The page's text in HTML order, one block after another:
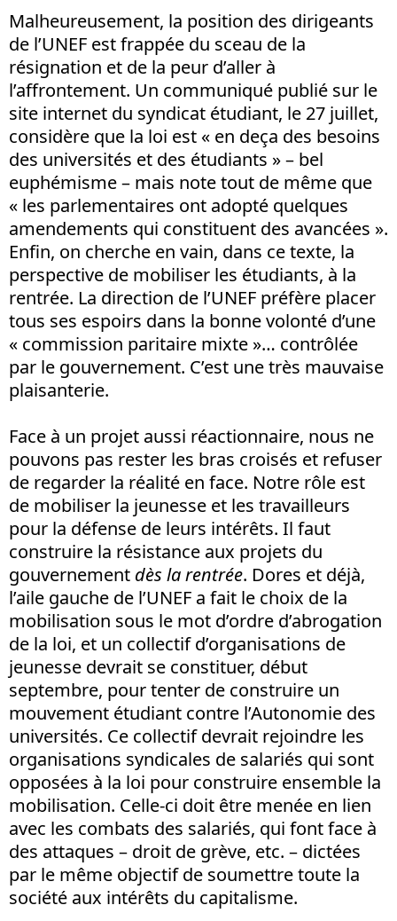
Malheureusement, la position des dirigeants
de l’UNEF est frappée du sceau de la
résignation et de la peur d’aller à
l’affrontement. Un communiqué publié sur le
site internet du syndicat étudiant, le 27 juillet,
considère que la loi est « en deça des besoins
des universités et des étudiants » – bel
euphémisme – mais note tout de même que
« les parlementaires ont adopté quelques
amendements qui constituent des avancées ».
Enfin, on cherche en vain, dans ce texte, la
perspective de mobiliser les étudiants, à la
rentrée. La direction de l’UNEF préfère placer
tous ses espoirs dans la bonne volonté d’une
« commission paritaire mixte »… contrôlée
par le gouvernement. C’est une très mauvaise
plaisanterie.
Face à un projet aussi réactionnaire, nous ne
pouvons pas rester les bras croisés et refuser
de regarder la réalité en face. Notre rôle est
de mobiliser la jeunesse et les travailleurs
pour la défense de leurs intérêts. Il faut
construire la résistance aux projets du
gouvernement dès la rentrée. Dores et déjà,
l’aile gauche de l’UNEF a fait le choix de la
mobilisation sous le mot d’ordre d’abrogation
de la loi, et un collectif d’organisations de
jeunesse devrait se constituer, début
septembre, pour tenter de construire un
mouvement étudiant contre l’Autonomie des
universités. Ce collectif devrait rejoindre les
organisations syndicales de salariés qui sont
opposées à la loi pour construire ensemble la
mobilisation. Celle-ci doit être menée en lien
avec les combats des salariés, qui font face à
des attaques – droit de grève, etc. – dictées
par le même objectif de soumettre toute la
société aux intérêts du capitalisme.